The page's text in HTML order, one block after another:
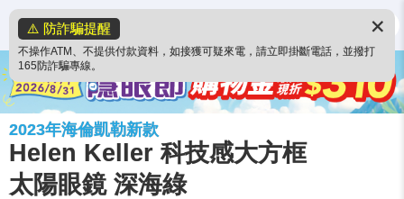
⚠️ 防詐騙提醒
不操作ATM、不提供付款資料，如接獲可疑來電，請立即掛斷電話，並撥打
165防詐騙專線。
✕
2023年海倫凱勒新款
Helen Keller 科技感大方框
太陽眼鏡 深海綠